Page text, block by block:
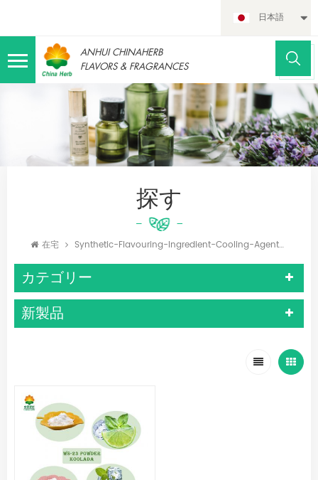
日本語
ANHUI CHINAHERB
FLAVORS & FRAGRANCES
探す
在宅 Synthetic-Flavouring-Ingredient-Cooling-Agent-Ws-23cooler-Ws3-For-Oral-Health
カテゴリー
新製品